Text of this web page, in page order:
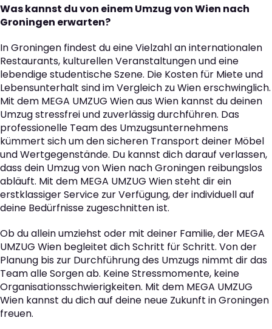
Was kannst du von einem Umzug von Wien nach
Groningen erwarten?
In Groningen findest du eine Vielzahl an internationalen
Restaurants, kulturellen Veranstaltungen und eine
lebendige studentische Szene. Die Kosten für Miete und
Lebensunterhalt sind im Vergleich zu Wien erschwinglich.
Mit dem MEGA UMZUG Wien aus Wien kannst du deinen
Umzug stressfrei und zuverlässig durchführen. Das
professionelle Team des Umzugsunternehmens
kümmert sich um den sicheren Transport deiner Möbel
und Wertgegenstände. Du kannst dich darauf verlassen,
dass dein Umzug von Wien nach Groningen reibungslos
abläuft. Mit dem MEGA UMZUG Wien steht dir ein
erstklassiger Service zur Verfügung, der individuell auf
deine Bedürfnisse zugeschnitten ist.
Ob du allein umziehst oder mit deiner Familie, der MEGA
UMZUG Wien begleitet dich Schritt für Schritt. Von der
Planung bis zur Durchführung des Umzugs nimmt dir das
Team alle Sorgen ab. Keine Stressmomente, keine
Organisationsschwierigkeiten. Mit dem MEGA UMZUG
Wien kannst du dich auf deine neue Zukunft in Groningen
freuen.